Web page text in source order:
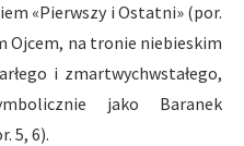
«Pierwszy i Ostatni» (por.
Ojcem, na tronie niebieskim
i zmartwychwstałego,
jako Baranek
5, 6).